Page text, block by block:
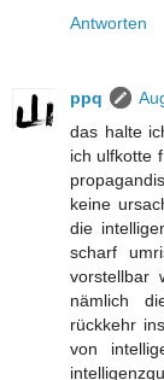
Antworten
ppq
das halte
ich ulfkotte
keine
die
scharf
vorstellbar
nämlich
rückkehr
von